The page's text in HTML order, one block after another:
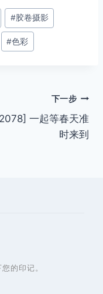
#胶卷摄影
#色彩
下一步
一起等春天准
时来到
的印记。